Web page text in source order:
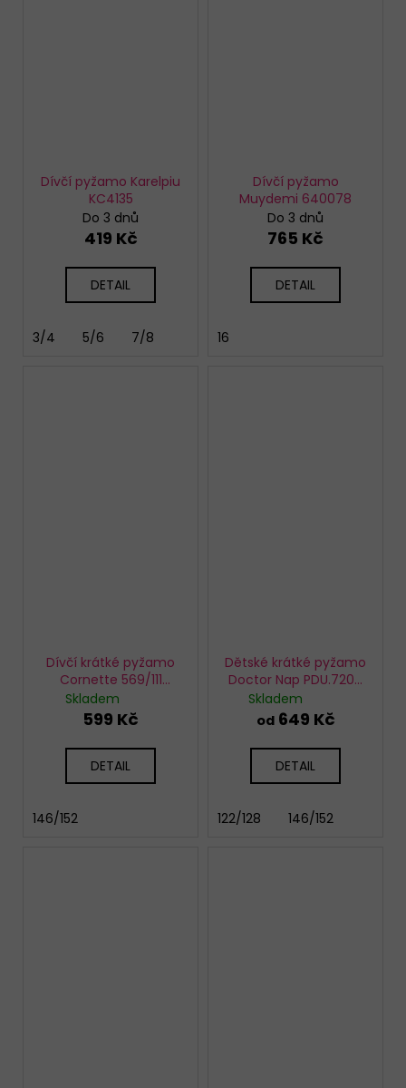
Dívčí pyžamo Karelpiu
KC4135
Do 3 dnů
419 Kč
DETAIL
3/4 5/6 7/8
Dívčí pyžamo
Muydemi 640078
Do 3 dnů
765 Kč
DETAIL
16
Dívčí krátké pyžamo
Cornette 569/111
Lagoon
Skladem
599 Kč
DETAIL
146/152
Dětské krátké pyžamo
Doctor Nap PDU.7208
Sheep
Skladem
od649 Kč
DETAIL
122/128 146/152